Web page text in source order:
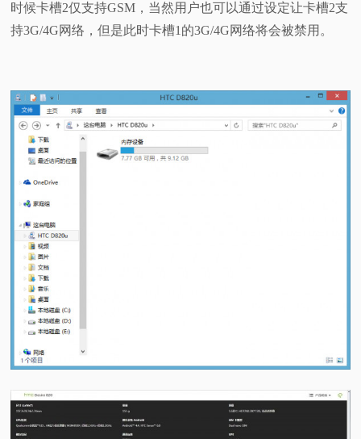
时候卡槽2仅支持GSM，当然用户也可以通过设定让卡槽2支
持3G/4G网络，但是此时卡槽1的3G/4G网络将会被禁用。